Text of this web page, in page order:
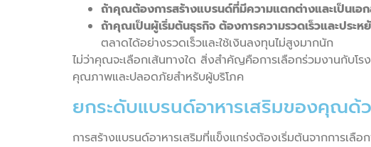
ถ้าคุณต้องการสร้างแบรนด์ที่มีความแตกต่างและเป็นเ
ถ้าคุณเป็นผู้เริ่มต้นธุรกิจ ต้องการความรวดเร็วและประ
ตลาดได้อย่างรวดเร็วและใช้เงินลงทุนไม่สูงมากนัก
ไม่ว่าคุณจะเลือกเส้นทางใด สิ่งสำคัญคือการเลือกร่วมงานกับ
คุณภาพและปลอดภัยสำหรับผู้บริโภค
ยกระดับแบรนด์อาหารเสริมของคุณด้
การสร้างแบรนด์อาหารเสริมที่แข็งแกร่งต้องเริ่มต้นจากการเ